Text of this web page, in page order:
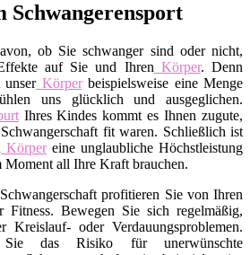
Schwangerensport
ob Sie schwanger sind oder nicht,
auf Sie und Ihren Körper. Denn
Körperbeispielsweise eine Menge
uns glücklich und ausgeglichen.
Ihres Kindes kommt es Ihnen zugute,
fit waren. Schließlich ist
Körpereine unglaubliche Höchstleistung
Moment all Ihre Kraft brauchen.
profitieren Sie von Ihren
Fitness. Bewegen Sie sich regelmäßig,
Kreislauf- oder Verdauungsproblemen.
Sie das Risiko für unerwünschte